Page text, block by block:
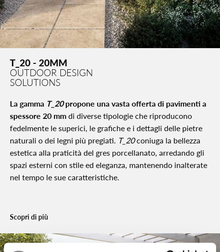
T_20 - 20MM
OUTDOOR DESIGN
SOLUTIONS
La gamma T_20propone una vasta offerta di pavimenti a
spessore 20 mm di diverse tipologie che riproducono
fedelmente le superici, le grafiche e i dettagli delle pietre
naturali o dei legni più pregiati. T_20coniuga la bellezza
estetica alla praticità del gres porcellanato, arredando gli
spazi esterni con stile ed eleganza, mantenendo inalterate
nel tempo le sue caratteristiche.
Scopri di più